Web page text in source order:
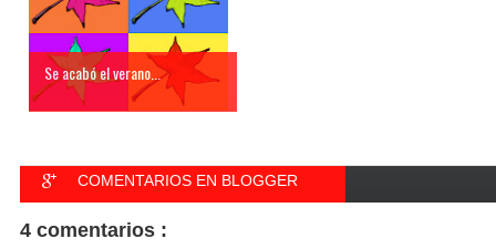
Se acabó el verano...
COMENTARIOS EN BLOGGER
COMENTARIOS EN FACEBOOK
4 comentarios :